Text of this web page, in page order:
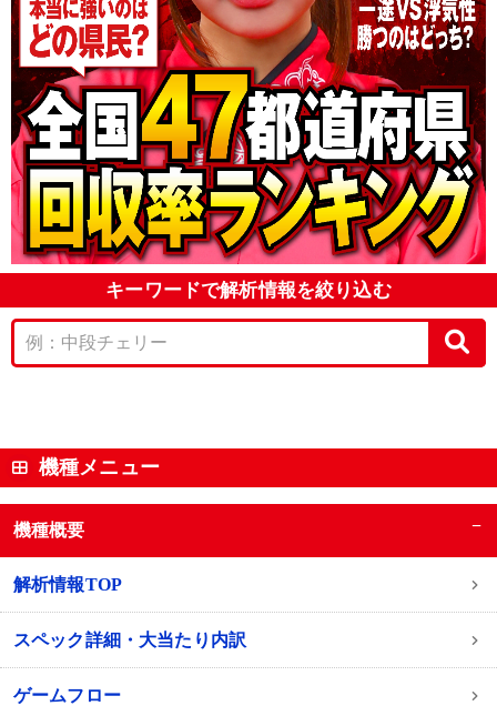
キーワードで解析情報を絞り込む
機種メニュー
機種概要 −
解析情報TOP
スペック詳細・大当たり内訳
ゲームフロー